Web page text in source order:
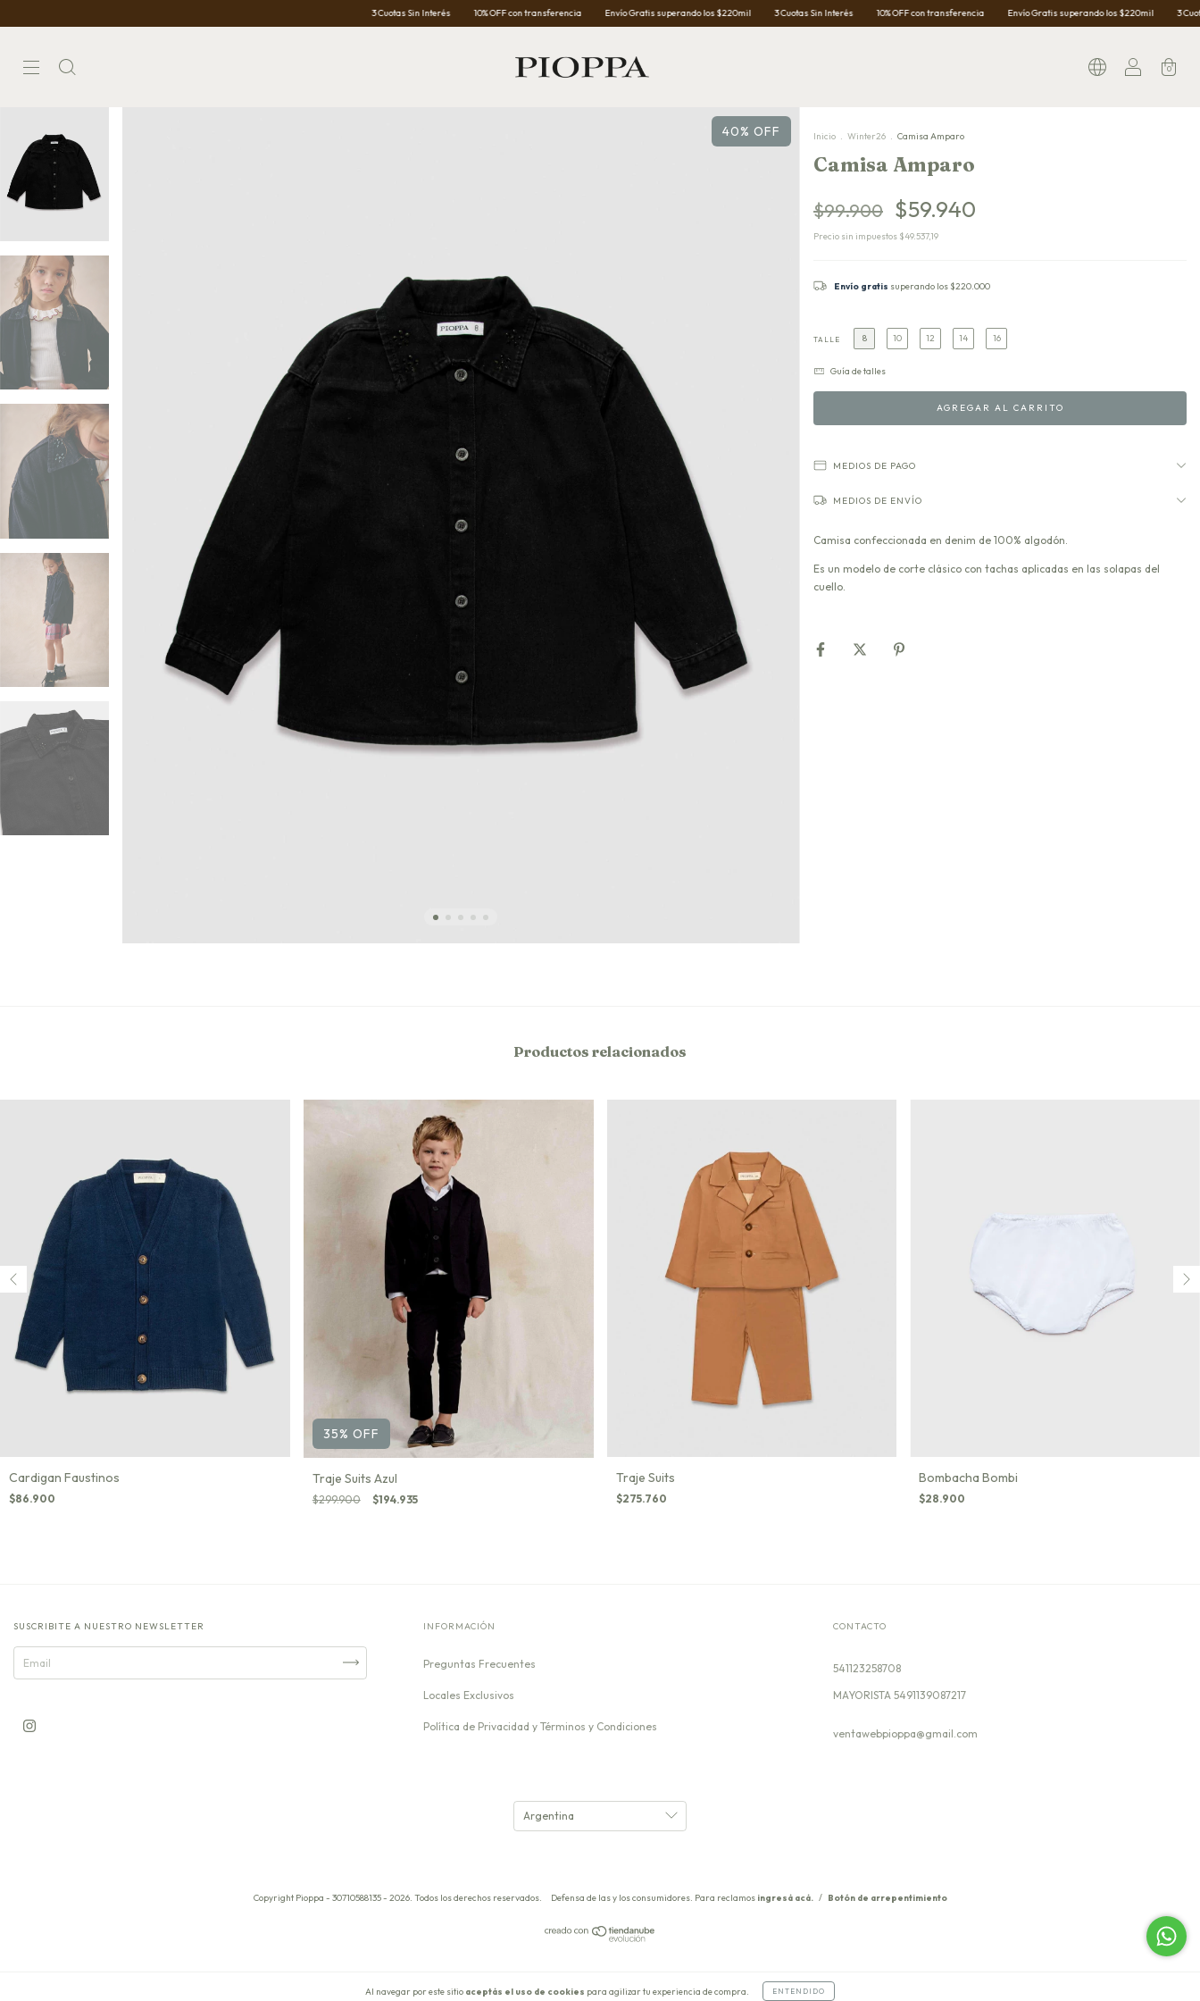
3 Cuotas Sin Interés 10% OFF con transferencia Envío Gratis superando los $220mil 3 Cuotas Sin Interés 10% OFF con transferencia Envío Gratis superando los $220mil 3 Cuotas Sin Interés
0
Al navegar por este sitio aceptás el uso de cookies para agilizar tu experiencia de compra. ENTENDIDO
40% OFF Inicio . Winter26 . Camisa Amparo
Camisa Amparo
$99.900 $59.940
Precio sin impuestos $49.537,19
Envío gratis superando los $220.000
TALLE 8 10 12 14 16
Guía de talles
MEDIOS DE PAGO
MEDIOS DE ENVÍO
Camisa confeccionada en denim de 100% algodón.
Es un modelo de corte clásico con tachas aplicadas en las solapas del
cuello.
Productos relacionados
Cardigan Faustinos
$86.900
35% OFF
Traje Suits Azul
$299.900 $194.935
Traje Suits
$275.760
Bombacha Bombi
$28.900
SUSCRIBITE A NUESTRO NEWSLETTER INFORMACIÓN
Preguntas Frecuentes
Locales Exclusivos
Política de Privacidad y Términos y Condiciones
CONTACTO
541123258708
ventawebpioppa@gmail.com
Copyright Pioppa - 30710588135 - 2026. Todos los derechos reservados. Defensa de las y los consumidores. Para reclamos ingresá acá. / Botón de arrepentimiento